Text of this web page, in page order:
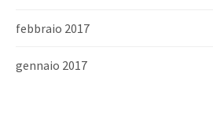
febbraio 2017
gennaio 2017